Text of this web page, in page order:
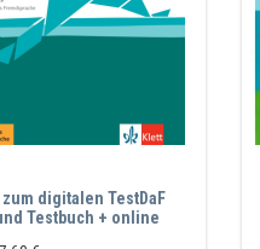
digitalen TestDaF
Testbuch + online